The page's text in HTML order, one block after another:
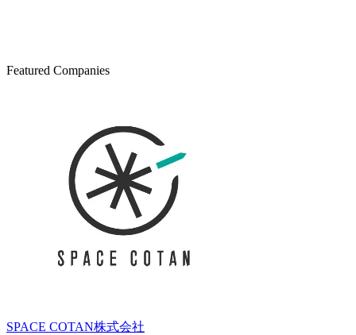
Featured Companies
SPACE COTAN株式会社